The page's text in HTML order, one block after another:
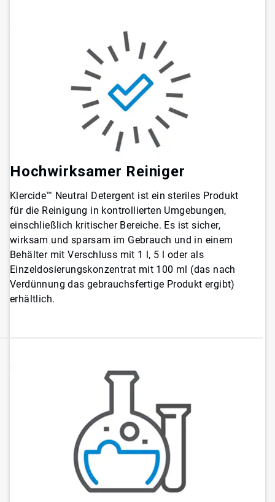
Hochwirksamer Reiniger
Klercide™ Neutral Detergent ist ein steriles Produkt
für die Reinigung in kontrollierten Umgebungen,
einschließlich kritischer Bereiche. Es ist sicher,
wirksam und sparsam im Gebrauch und in einem
Behälter mit Verschluss mit 1 l, 5 l oder als
Einzeldosierungskonzentrat mit 100 ml (das nach
Verdünnung das gebrauchsfertige Produkt ergibt)
erhältlich.